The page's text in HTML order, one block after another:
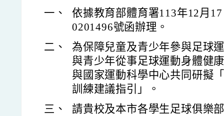
一、
依據教育部體育署113年12月
0201496號函辦理。
二、
為保障兒童及青少年參與足球
與青少年從事足球運動身體健
與國家運動科學中心共同研擬
訓練建議指引」。
三、
請貴校及本市各學生足球俱樂